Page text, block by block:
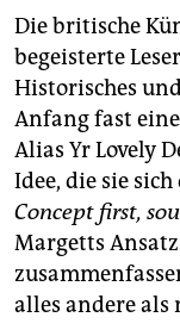
unterstützen
abo
genossenschaft
epaper login
Die britische
begeisterte
Historisches
Anfang fast
Alias Yr Lovely
Idee, die sie
Concept first,
Margetts
alles andere